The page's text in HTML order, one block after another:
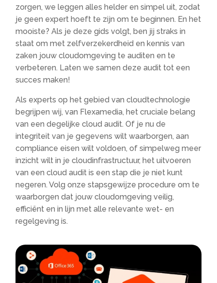
zorgen, we leggen alles helder en simpel uit, zodat
je geen expert hoeft te zijn om te beginnen. En het
mooiste? Als je deze gids volgt, ben jij straks in
staat om met zelfverzekerdheid en kennis van
zaken jouw cloudomgeving te auditen en te
verbeteren. Laten we samen deze audit tot een
succes maken!
Als experts op het gebied van cloudtechnologie
begrijpen wij, van Flexamedia, het cruciale belang
van een degelijke cloud audit. Of je nu de
integriteit van je gegevens wilt waarborgen, aan
compliance eisen wilt voldoen, of simpelweg meer
inzicht wilt in je cloudinfrastructuur, het uitvoeren
van een cloud audit is een stap die je niet kunt
negeren. Volg onze stapsgewijze procedure om te
waarborgen dat jouw cloudomgeving veilig,
efficiënt en in lijn met alle relevante wet- en
regelgeving is.